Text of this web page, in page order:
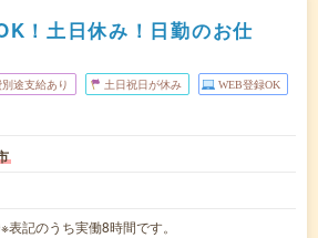
！土日休み！日勤のお仕
途支給あり 土日祝日が休み WEB登録OK
記のうち実働8時間です。